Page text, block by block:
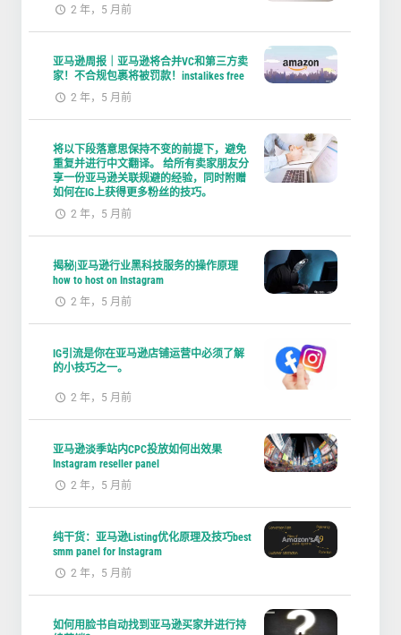
2 年，5 月前
亚马逊周报｜亚马逊将合并VC和第三方卖
家！不合规包裹将被罚款！instalikes free
2 年，5 月前
将以下段落意思保持不变的前提下，避免
重复并进行中文翻译。 给所有卖家朋友分
享一份亚马逊关联规避的经验，同时附赠
如何在IG上获得更多粉丝的技巧。
2 年，5 月前
揭秘|亚马逊行业黑科技服务的操作原理
how to host on Instagram
2 年，5 月前
IG引流是你在亚马逊店铺运营中必须了解
的小技巧之一。
2 年，5 月前
亚马逊淡季站内CPC投放如何出效果
Instagram reseller panel
2 年，5 月前
纯干货：亚马逊Listing优化原理及技巧best
smm panel for Instagram
2 年，5 月前
如何用脸书自动找到亚马逊买家并进行持